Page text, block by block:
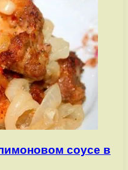
соусе в